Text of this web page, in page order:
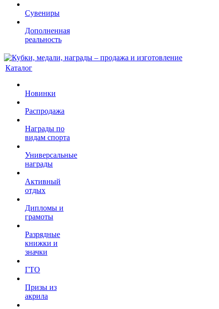
Сувениры
Дополненная
реальность
Каталог
Новинки
Распродажа
Награды по
видам спорта
Универсальные
награды
Активный
отдых
Дипломы и
грамоты
Разрядные
книжки и
значки
ГТО
Призы из
акрила